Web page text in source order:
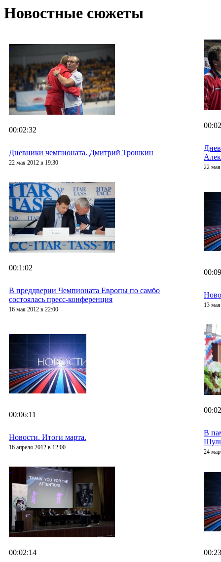
Новостные сюжеты
00:02:32
Дневники чемпионата. Дмитрий Трошкин
22 мая 2012 в 19:30
22
00:1:02
В преддверии Чемпионата Европы по самбо
состоялась пресс-конференция
16 мая 2012 в 22:00
13
00:06:11
Новости. Итоги марта.
16 апреля 2012 в 12:00
В
24
00:02:14